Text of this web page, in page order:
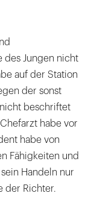
des Jungen nicht
auf der Station
der sonst
beschriftet
habe vor
habe von
Fähigkeiten und
Handeln nur
der Richter.